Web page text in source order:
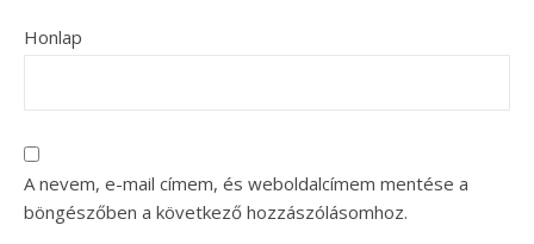
Honlap
A nevem, e-mail címem, és weboldalcímem mentése a
böngészőben a következő hozzászólásomhoz.